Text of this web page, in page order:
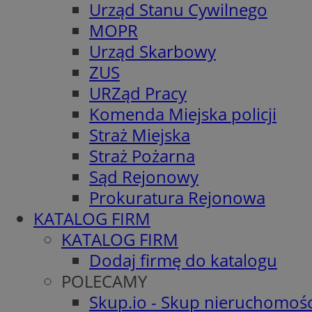
Urząd Stanu Cywilnego
MOPR
Urząd Skarbowy
ZUS
URZąd Pracy
Komenda Miejska policji
Straż Miejska
Straż Pożarna
Sąd Rejonowy
Prokuratura Rejonowa
KATALOG FIRM
KATALOG FIRM
Dodaj firmę do katalogu
POLECAMY
Skup.io - Skup